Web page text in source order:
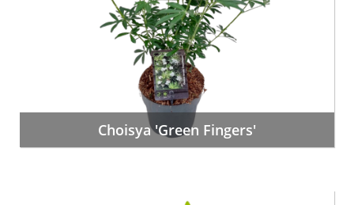
Choisya 'Green Fingers'